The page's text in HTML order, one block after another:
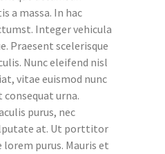
a massa. In hac
Integer vehicula
Praesent scelerisque
Nunc eleifend nisl
vitae euismod nunc
consequat urna.
purus, nec
at. Ut porttitor
lorem purus. Mauris et